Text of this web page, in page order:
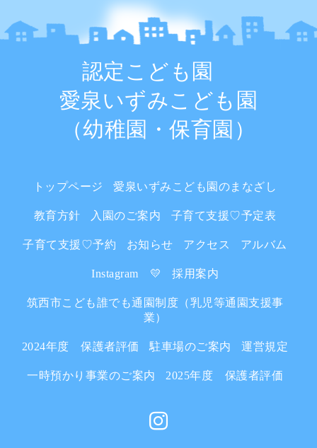
認定こども園
愛泉いずみこども園
（幼稚園・保育園）
トップページ 愛泉いずみこども園のまなざし
教育方針 入園のご案内 子育て支援♡予定表
子育て支援♡予約 お知らせ アクセス アルバム
Instagram 💛 採用案内
筑西市こども誰でも通園制度（乳児等通園支援事
業）
2024年度 保護者評価 駐車場のご案内 運営規定
一時預かり事業のご案内 2025年度 保護者評価